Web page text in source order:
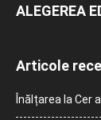
ALEGEREA
Articole
Înălțarea la Cer